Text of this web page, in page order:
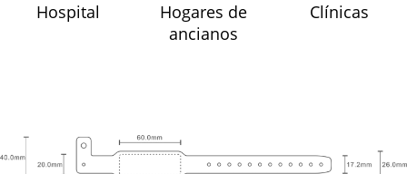
Hospital
Hogares de
ancianos
Clínicas